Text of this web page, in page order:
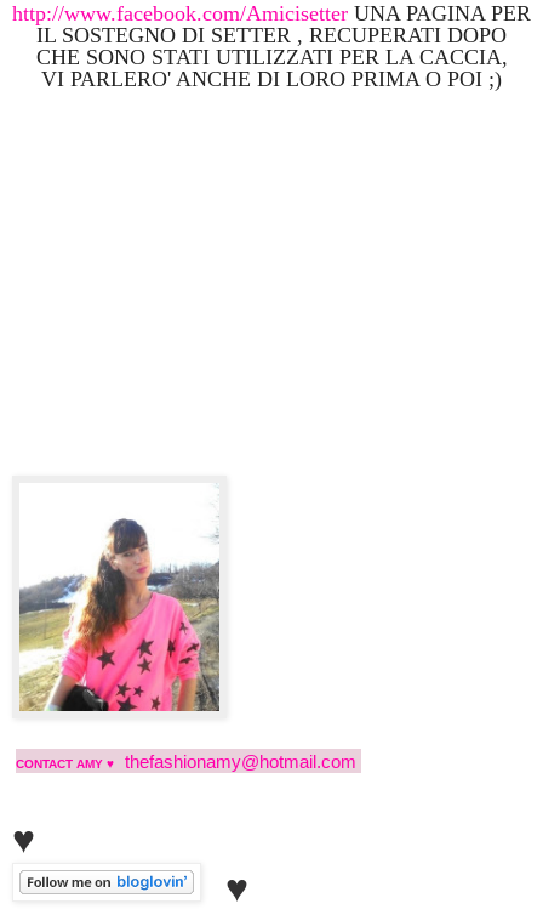
http://www.facebook.com/Amicisetter UNA PAGINA PER
IL SOSTEGNO DI SETTER , RECUPERATI DOPO
CHE SONO STATI UTILIZZATI PER LA CACCIA,
VI PARLERO' ANCHE DI LORO PRIMA O POI ;)
CONTACT AMY ♥ thefashionamy@hotmail.com
♥
♥